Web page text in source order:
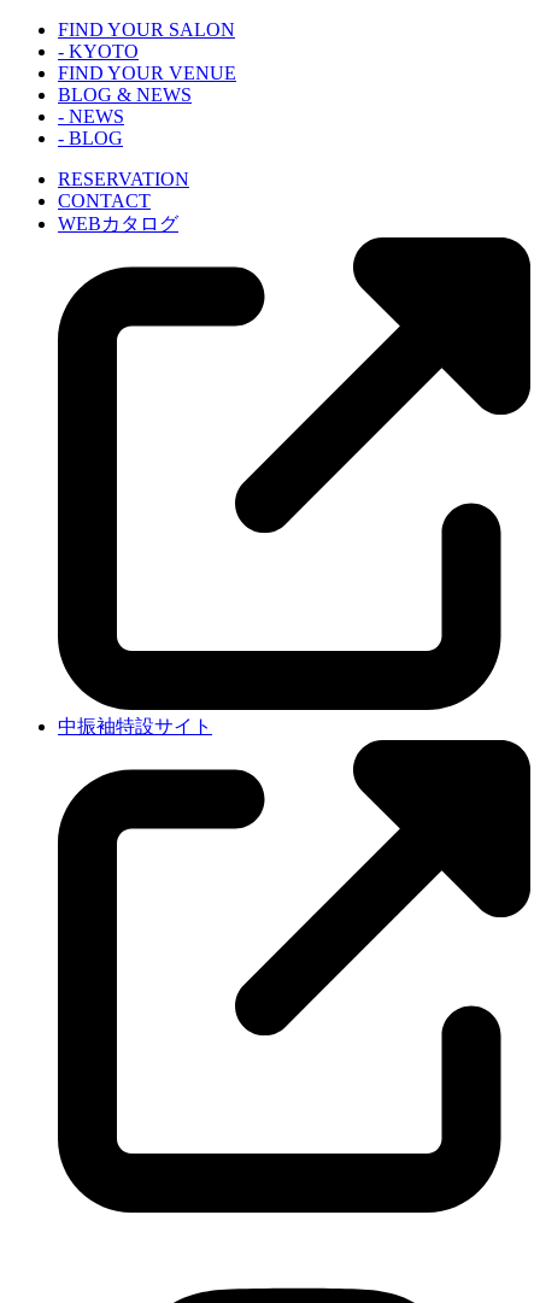
FIND YOUR SALON
- KYOTO
FIND YOUR VENUE
BLOG & NEWS
- NEWS
- BLOG
RESERVATION
CONTACT
WEBカタログ
中振袖特設サイト